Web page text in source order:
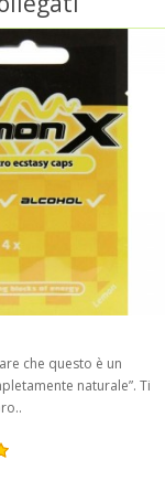
che questo è un
naturale”. Ti